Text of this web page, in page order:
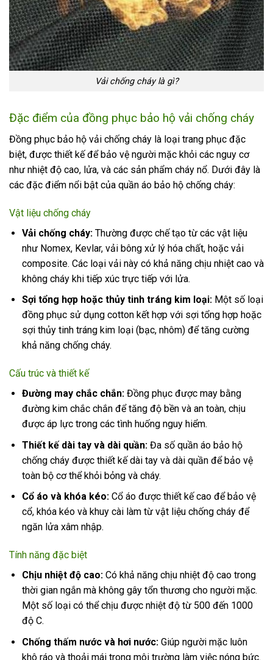
Vải chống cháy là gì?
Đặc điểm của đồng phục bảo hộ vải chống cháy
Đồng phục bảo hộ vải chống cháy là loại trang phục đặc
biệt, được thiết kế để bảo vệ người mặc khỏi các nguy cơ
như nhiệt độ cao, lửa, và các sản phẩm cháy nổ. Dưới đây là
các đặc điểm nổi bật của quần áo bảo hộ chống cháy:
Vật liệu chống cháy
Vải chống cháy:Thường được chế tạo từ các vật liệu
như Nomex, Kevlar, vải bông xử lý hóa chất, hoặc vải
composite. Các loại vải này có khả năng chịu nhiệt cao và
không cháy khi tiếp xúc trực tiếp với lửa.
Sợi tổng hợp hoặc thủy tinh tráng kim loại:Một số loại
đồng phục sử dụng cotton kết hợp với sợi tổng hợp hoặc
sợi thủy tinh tráng kim loại (bạc, nhôm) để tăng cường
khả năng chống cháy.
Cấu trúc và thiết kế
Đường may chắc chắn: Đồng phục được may bằng
đường kim chắc chắn để tăng độ bền và an toàn, chịu
được áp lực trong các tình huống nguy hiểm.
Thiết kế dài tay và dài quần: Đa số quần áo bảo hộ
chống cháy được thiết kế dài tay và dài quần để bảo vệ
toàn bộ cơ thể khỏi bỏng và cháy.
Cổ áo và khóa kéo: Cổ áo được thiết kế cao để bảo vệ
cổ, khóa kéo và khuy cài làm từ vật liệu chống cháy để
ngăn lửa xâm nhập.
Tính năng đặc biệt
Chịu nhiệt độ cao:Có khả năng chịu nhiệt độ cao trong
thời gian ngắn mà không gây tổn thương cho người mặc.
Một số loại có thể chịu được nhiệt độ từ 500 đến 1000
độ C.
Chống thấm nước và hơi nước: Giúp người mặc luôn
khô ráo và thoải mái trong môi trường làm việc nóng bức.